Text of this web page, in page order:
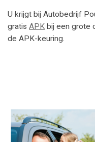
U krijgt bij Autobedrijf
gratis APK bij een grote
de APK-keuring.